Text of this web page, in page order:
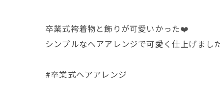
卒業式袴着物と飾りが可愛いかった❤️
シンプルなヘアアレンジで可愛く仕上げまし
#卒業式ヘアアレンジ